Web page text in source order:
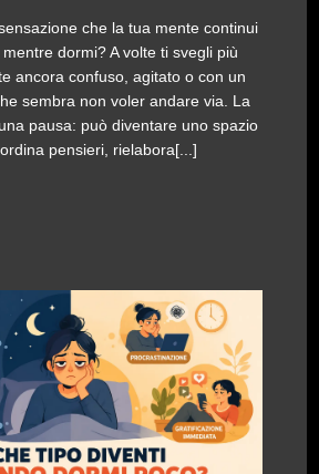
che la tua mente continui
dormi? A volte ti svegli più
ancora confuso, agitato o con un
sembra non voler andare via. La
pausa: può diventare uno spazio
pensieri, rielabora[...]